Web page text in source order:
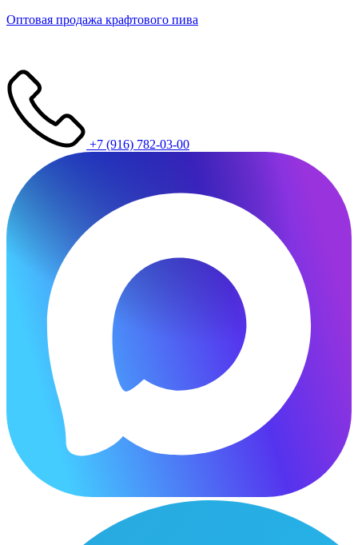
Оптовая продажа крафтового пива
+7 (916) 782-03-00